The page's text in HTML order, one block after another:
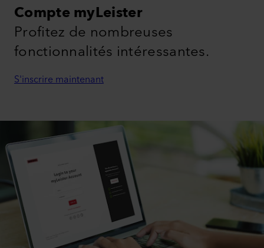
Compte myLeister
Profitez de nombreuses
fonctionnalités intéressantes.
S'inscrire maintenant